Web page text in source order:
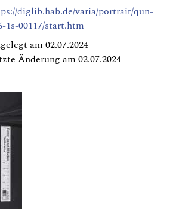
diglib.hab.de/varia/portrait/qun-
1s-00117/start.htm
am 02.07.2024
Änderung am 02.07.2024